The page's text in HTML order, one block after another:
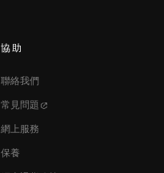
協助
聯絡我們
常見問題
網上服務
保養